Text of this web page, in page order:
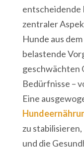
entscheidende
zentraler
Hunde aus
belastende
geschwächten
Bedürfnisse –
Eine
zu
und die